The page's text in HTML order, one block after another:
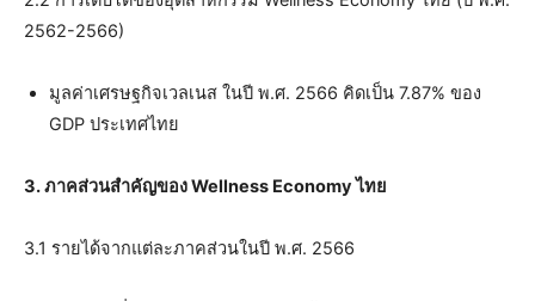
2562-2566)
มูลค่าเศรษฐกิจเวลเนส ในปี พ.ศ. 2566 คิดเป็น 7.87% ของ
GDP ประเทศไทย
3. ภาคส่วนสำคัญของWellness Economyไทย
3.1 รายได้จากแต่ละภาคส่วนในปี พ.ศ. 2566